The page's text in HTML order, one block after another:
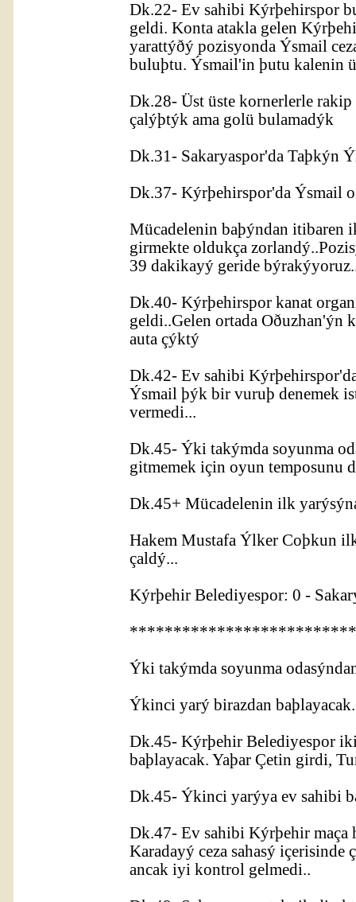
Dk.22- Ev sahibi Kýrþehirspor
geldi. Konta atakla gelen
yarattýðý pozisyonda Ýsmail
buluþtu. Ýsmail'in þutu kalenin
Dk.28- Üst üste kornerlerle
çalýþtýk ama golü bulamadýk
Dk.31- Sakaryaspor'da Taþkýn
Dk.37- Kýrþehirspor'da Ýsmail
Mücadelenin baþýndan itibaren
girmekte oldukça
39 dakikayý geride
Dk.40- Kýrþehirspor kanat
geldi..Gelen ortada Oðuzhan'ýn
auta çýktý
Dk.42- Ev sahibi
Ýsmail þýk bir vuruþ denemek
vermedi...
Dk.45- Ýki takýmda soyunma
gitmemek için oyun temposunu
Dk.45+ Mücadelenin ilk
Hakem Mustafa Ýlker Coþkun
çaldý...
Kýrþehir Belediyespor: 0 -
Ýki takýmda soyunma
Ýkinci yarý birazdan baþlayacak.
Dk.45- Kýrþehir Belediyespor
baþlayacak. Yaþar Çetin girdi,
Dk.45- Ýkinci yarýya ev sahibi
Dk.47- Ev sahibi Kýrþehir maça
Karadayý ceza sahasý içerisinde
ancak iyi kontrol gelmedi..